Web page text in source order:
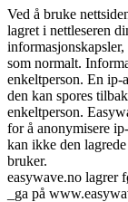
Ved å bruke
lagret i nettleseren
som normalt.
enkeltperson. En ip-
den kan spores
enkeltperson.
for å anonymisere
kan ikke den
bruker.
easywave.no lagrer
_ga på